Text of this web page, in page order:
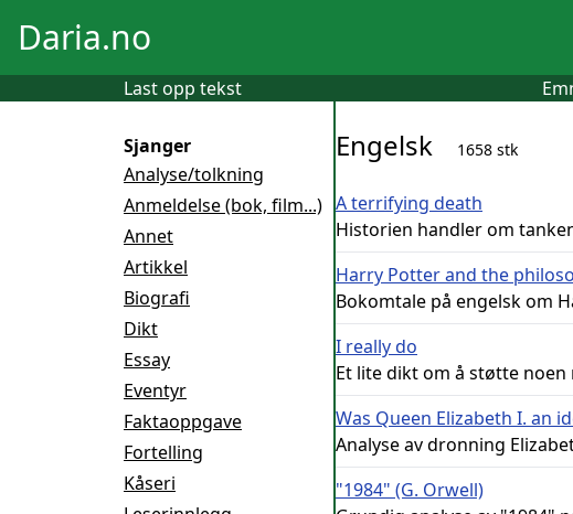
Daria.no
Last opp tekst
Sjanger
Analyse/tolkning
Anmeldelse (bok, film...)
Annet
Artikkel
Biografi
Dikt
Essay
Eventyr
Faktaoppgave
Fortelling
Kåseri
Engelsk 1658 stk
A terrifying death
Historien handler om
Harry Potter and the
Bokomtale på engelsk om
I really do
Et lite dikt om å støtte noen
Was Queen Elizabeth I. an
Analyse av dronning
"1984" (G. Orwell)